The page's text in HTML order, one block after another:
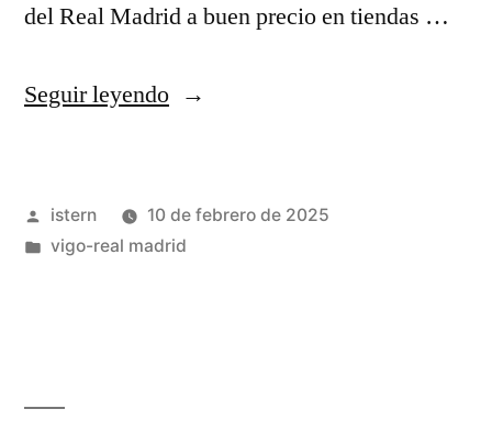
del Real Madrid a buen precio en tiendas …
Seguir leyendo«camisetas
baratas
Publicado
por
istern
10 de febrero de 2025
Publicado
vigo-real madrid